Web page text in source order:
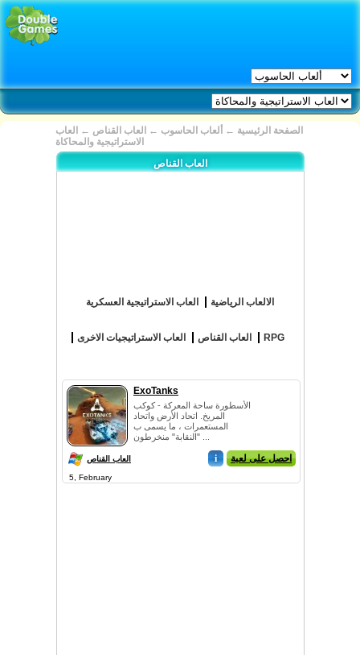
الصفحة الرئيسية ← ألعاب الحاسوب ← العاب القناص ←
العاب
الاستراتيجية والمحاكاة
العاب القناص
العاب الاستراتيجية العسكرية الالعاب الرياضية
العاب الاستراتيجيات الاخرى العاب القناص RPG
ExoTanks
الأسطورة ساحة المعركة - كوكب
المريخ. اتحاد الأرض واتحاد
المستعمرات ، ما يسمى ب
العاب القناص i احصل على لعبة
5, February